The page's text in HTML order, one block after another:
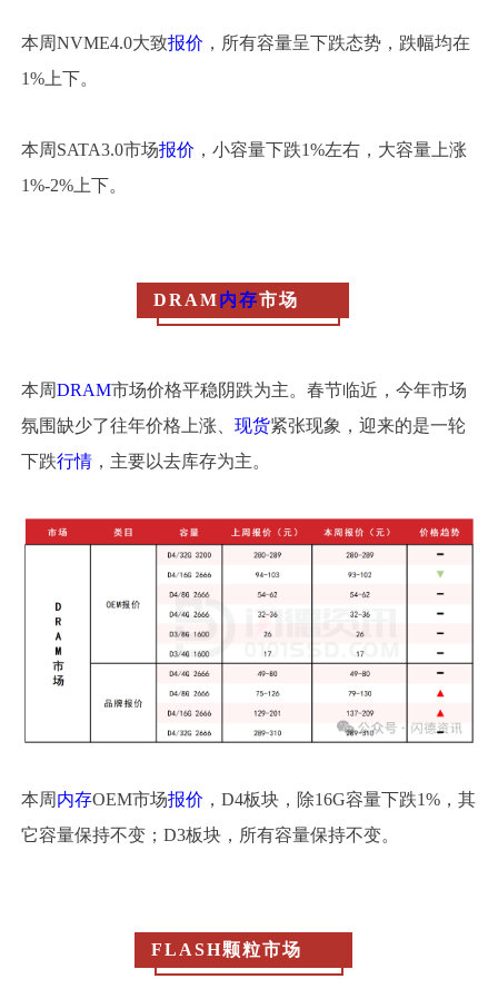
本周NVME4.0大致报价 ，所有容量呈下跌态势，跌幅均在
1%上下。
本周SATA3.0市场报价 ，小容量下跌1%左右，大容量上涨
1%-2%上下。
DRAM内存市场
本周DRAM市场价格平稳阴跌为主。春节临近，今年市场
氛围缺少了往年价格上涨、现货紧张现象，迎来的是一轮
下跌行情 ，主要以去库存为主。
本周 内存OEM市场报价 ，D4板块，除16G容量下跌1%，其
它容量保持不变；D3板块，所有容量保持不变。
FLASH颗粒市场